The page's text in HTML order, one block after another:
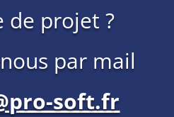
de projet ?
par mail
soft.fr